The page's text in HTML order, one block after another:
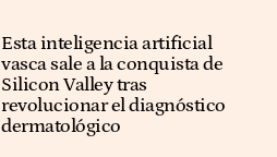
Esta inteligencia artificial
vasca sale a la conquista de
Silicon Valley tras
revolucionar el diagnóstico
dermatológico